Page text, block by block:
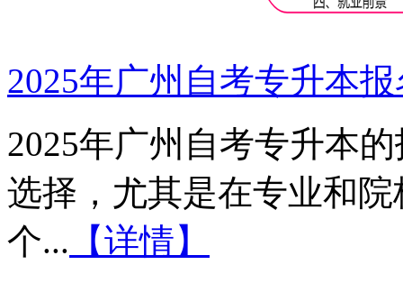
2025年广州自考专升本
2025年广州自考专升本
选择，尤其是在专业和
个... 【详情】